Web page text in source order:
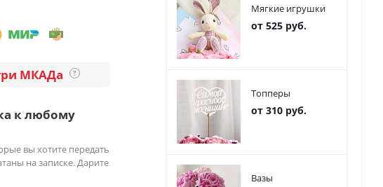
МКАДа ?
к любому
вы хотите передать
на записке. Дарите
Мягкие игрушки
от 525 руб.
Топперы
от 310 руб.
Вазы